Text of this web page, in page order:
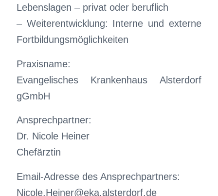
Lebenslagen – privat oder beruflich
– Weiterentwicklung: Interne und externe
Fortbildungsmöglichkeiten
Praxisname:
Evangelisches Krankenhaus Alsterdorf
gGmbH
Ansprechpartner:
Dr. Nicole Heiner
Chefärztin
Email-Adresse des Ansprechpartners:
Nicole.Heiner@eka.alsterdorf.de